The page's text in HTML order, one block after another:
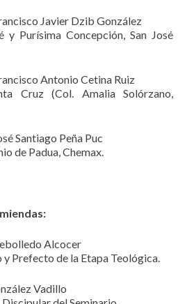
Javier Dzib González
y Purísima Concepción, San José
Antonio Cetina Ruiz
Cruz (Col. Amalia Solórzano,
Santiago Peña Puc
de Padua, Chemax.
Alcocer
y Prefecto de la Etapa Teológica.
Vadillo